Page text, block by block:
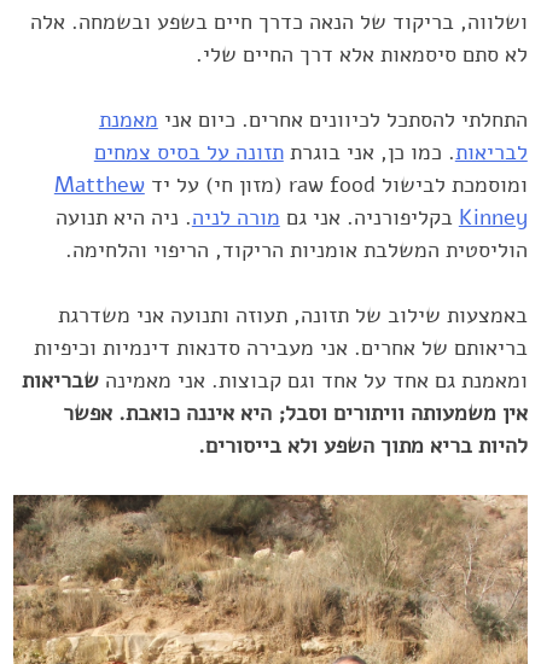
ושלווה, בריקוד של הנאה כדרך חיים בשפע ובשמחה. אלה
לא סתם סיסמאות אלא דרך החיים שלי.
התחלתי להסתכל לכיוונים אחרים. כיום אני מאמנת
לבריאות. כמו כן, אני בוגרתתזונה על בסיס צמחים
ומוסמכת לבישול raw food (מזון חי) על יד
Matthew
Kinney בקליפורניה. אני גם מורה לניה. ניה היא תנועה
הוליסטית המשלבת אומניות הריקוד, הריפוי והלחימה.
באמצעות שילוב של תזונה, תעוזה ותנועה אני משדרגת
בריאותם של אחרים. אני מעבירה סדנאות דינמיות וכיפיות
ומאמנת גם אחד על אחד וגם קבוצות. אני מאמינהשבריאות
אין משמעותה וויתורים וסבל; היא איננה כואבת. אפשר
להיות בריא מתוך השפע ולא בייסורים.